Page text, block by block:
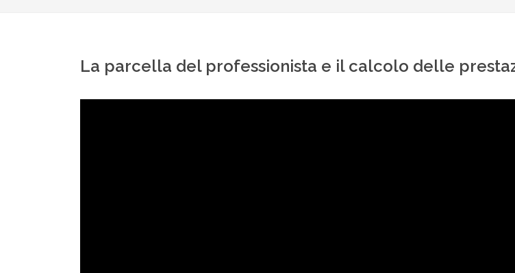
La parcella del professionista e il calcolo delle